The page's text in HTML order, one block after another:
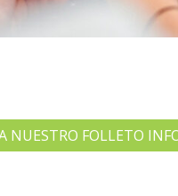
NUESTRO FOLLETO